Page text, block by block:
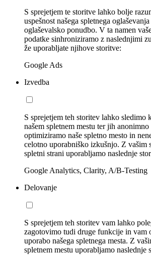
S sprejetjem te storitve lahko bolje
uspešnost našega spletnega
oglaševalsko ponudbo. V ta namen
podatke sinhroniziramo z naslednjimi
že uporabljate njihove storitve:
Google Ads
Izvedba
S sprejetjem teh storitev lahko sledimo
našem spletnem mestu ter jih
optimiziramo naše spletno mesto in
celotno uporabniško izkušnjo. Z vašim
spletni strani uporabljamo naslednje
Google Analytics, Clarity, A/B-Testing
Delovanje
S sprejetjem teh storitev vam lahko
zagotovimo tudi druge funkcije in vam
uporabo našega spletnega mesta. Z
spletnem mestu uporabljamo naslednje